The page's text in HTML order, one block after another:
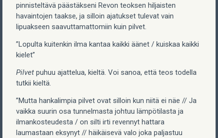
pinnisteltävä päästäkseni Revon teoksen hiljaisten
havaintojen taakse, ja silloin ajatukset tulevat vain
lipuakseen saavuttamattomiin kuin pilvet.
”Lopulta kuitenkin ilma kantaa kaikki äänet / kuiskaa kaikki
kielet”
Pilvet puhuu ajattelua, kieltä. Voi sanoa, että teos todella
tutkii kieltä.
”Mutta hankalimpia pilvet ovat silloin kun niitä ei näe // Ja
vaikka suurin osa tunnelmasta johtuu lämpötilasta ja
ilmankosteudesta / on silti irti revennyt hattara
laumastaan eksynyt // häikäisevä valo joka paljastuu